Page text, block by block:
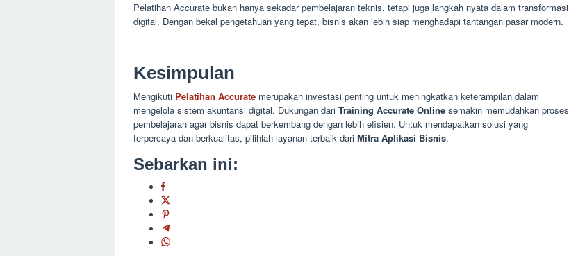
Pelatihan Accurate bukan hanya sekadar pembelajaran teknis, tetapi juga langkah nyata dalam transformasi
digital. Dengan bekal pengetahuan yang tepat, bisnis akan lebih siap menghadapi tantangan pasar modern.
Kesimpulan
Mengikuti Pelatihan Accurate merupakan investasi penting untuk meningkatkan keterampilan dalam
mengelola sistem akuntansi digital. Dukungan dari Training Accurate Online semakin memudahkan proses
pembelajaran agar bisnis dapat berkembang dengan lebih efisien. Untuk mendapatkan solusi yang
terpercaya dan berkualitas, pilihlah layanan terbaik dari Mitra Aplikasi Bisnis.
Sebarkan ini: